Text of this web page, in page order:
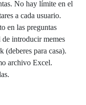
No hay límite en el
a cada usuario.
en las preguntas
de introducir memes
(deberes para casa).
archivo Excel.